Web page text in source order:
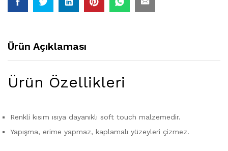
Ürün Açıklaması
Ürün Özellikleri
Renkli kısım ısıya dayanıklı soft touch malzemedir.
Yapışma, erime yapmaz, kaplamalı yüzeyleri çizmez.